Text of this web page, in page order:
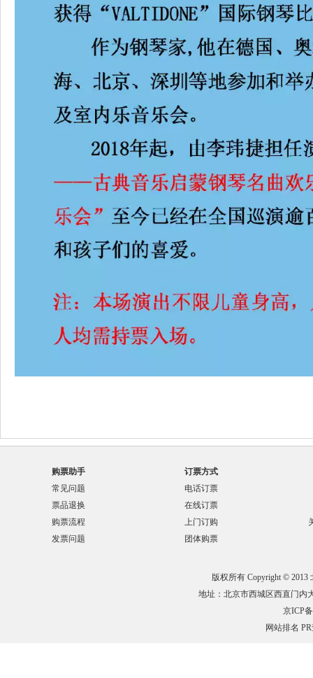
购票助手
常见问题
票品退换
购票流程
发票问题
订票方式
电话订票
在线订票
上门订购
团体购票
版权所有 Copyright © 2013
地址：北京市西城区西直门内
京ICP
网站排名